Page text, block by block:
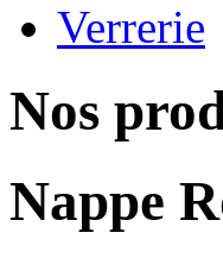
Verrerie
Nos
Nappe